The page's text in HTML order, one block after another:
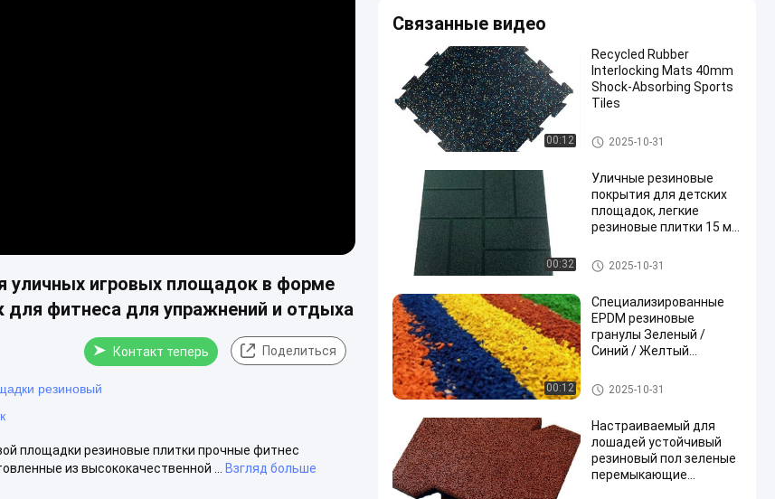
уличных игровых площадок в форме
для фитнеса для упражнений и отдыха
Контакт теперь Поделиться
резиновый
площадки резиновые плитки прочные фитнес
из высококачественной ...
Взгляд больше
Связанные видео
00:12
Recycled Rubber
Interlocking Mats 40mm
Shock-Absorbing Sports
Tiles
Плитки для спортивных поло
в
2025-10-31
00:32
Уличные резиновые
покрытия для детских
площадок, легкие
резиновые плитки 15 мм
50 мм
Наружные резиновые полы
2025-10-31
00:12
Специализированные
EPDM резиновые
гранулы Зеленый /
Синий / Желтый
игровой площадки
Зерно EPDM резиновое
2025-10-31
Настраиваемый для
лошадей устойчивый
резиновый пол зеленые
перемыкающие